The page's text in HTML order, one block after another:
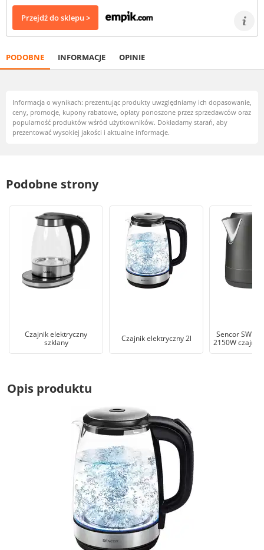
Przejdź do sklepu >
PODOBNE INFORMACJE OPINIE
Informacja o wynikach: prezentując produkty uwzględniamy ich dopasowanie,
ceny, promocje, kupony rabatowe, opłaty ponoszone przez sprzedawców oraz
popularność produktów wśród użytkowników. Dokładamy starań, aby
prezentować wysokiej jakości i aktualne informacje.
Podobne strony
Czajnik elektryczny
szklany
Czajnik elektryczny 2l
Sencor SWK
2150W czajnik
Opis produktu